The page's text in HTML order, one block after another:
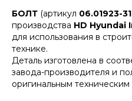
БОЛТ (артикул 06.01923-
производства HD Hyundai
для использования в
технике.
Деталь изготовлена в
завода-производителя и
оригинальным